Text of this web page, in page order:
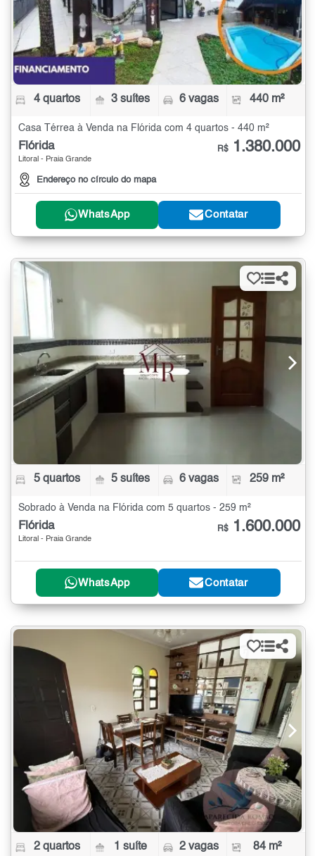
4 quartos 3 suítes 6 vagas 440 m²
Casa Térrea à Venda na Flórida com 4 quartos - 440 m²
Flórida
Litoral - Praia Grande
Endereço no círculo do mapa
R$ 1.380.000
WhatsApp Contatar
5 quartos 5 suítes 6 vagas 259 m²
Sobrado à Venda na Flórida com 5 quartos - 259 m²
Flórida
Litoral - Praia Grande
R$ 1.600.000
WhatsApp Contatar
2 quartos 1 suíte 2 vagas 84 m²